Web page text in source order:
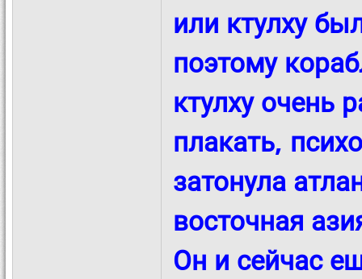
или ктулху
поэтому
ктулху очень
плакать,
затонула
восточная
Он и сейчас